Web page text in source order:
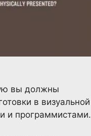
вы должны
в визуальной
и программистами.